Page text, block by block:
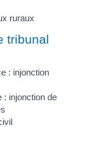
ruraux
tribunal
: injonction
: injonction de